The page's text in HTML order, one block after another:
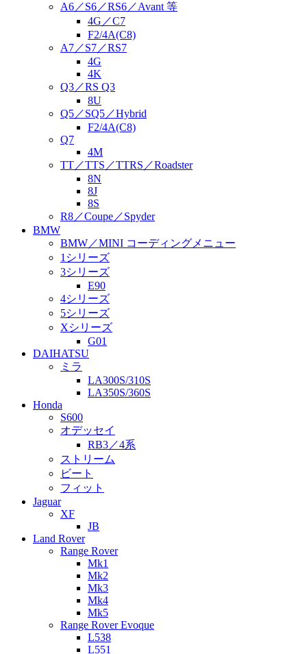
A6／S6／RS6／Avant 等
4G／C7
F2/4A(C8)
A7／S7／RS7
4G
4K
Q3／RS Q3
8U
Q5／SQ5／Hybrid
F2/4A(C8)
Q7
4M
TT／TTS／TTRS／Roadster
8N
8J
8S
R8／Coupe／Spyder
BMW
BMW／MINI コーディングメニュー
1シリーズ
3シリーズ
E90
4シリーズ
5シリーズ
Xシリーズ
G01
DAIHATSU
ミラ
LA300S/310S
LA350S/360S
Honda
S600
オデッセイ
RB3／4系
ストリーム
ビート
フィット
Jaguar
XF
JB
Land Rover
Range Rover
Mk1
Mk2
Mk3
Mk4
Mk5
Range Rover Evoque
L538
L551